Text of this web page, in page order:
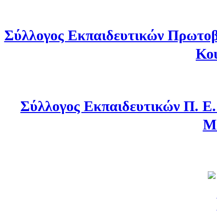
Σύλλογος Εκπαιδευτικών
Σύλλογος Εκπαιδευτικών Π.